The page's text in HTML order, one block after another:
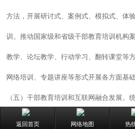
方法，开展研讨式、案例式、模拟式、体
训。推动国家级和省级干部教育培训机构
教学、论坛教学、行动学习、翻转课堂等
网络培训、专题讲座等形式开展各方面基
（五）干部教育培训和互联网融合发展。
设兼容、开放、共享、规范的全国干部网
返回首页 网络地图 热